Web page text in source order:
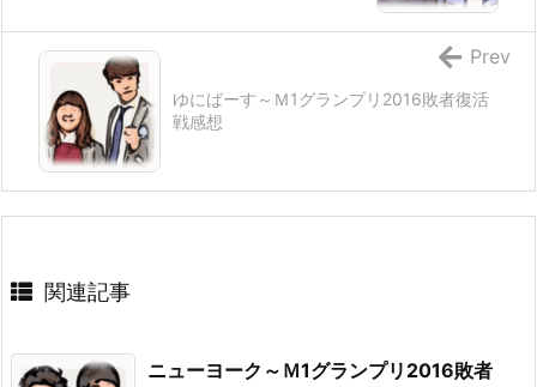
ゆにばーす～Ｍ1グランプリ2016敗者復活
戦感想
Prev
関連記事
ニューヨーク～Ｍ1グランプリ2016敗者